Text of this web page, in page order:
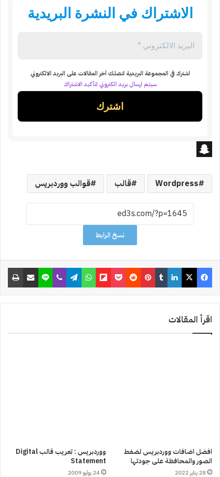
الاشتراك في النشرة البريدية
اشترك في المجموعة البريدية لتصلك آخر المقالات على البريد الالكتروني
سيتم ارسال بريد الكتروني لتأكيد الاشتراك
a
a
Wordpress قالب قوالب ووردبريس
نسخ الرابط
فيسبوك ‫X لينكدإن ‏Tumblr بينتيريست ‏Reddit
‫Pocket
Flipboard واتساب تيلقرام ڤايبر لاين مشاركة عبر البريد
اقرأ المقالات
افضل اضافات ووردبريس لضغط
الصور والمحافظة على جودتها
28 يناير 2022
ووردبريس : تعريب قالب Digital
Statement
24 يوليو 2009